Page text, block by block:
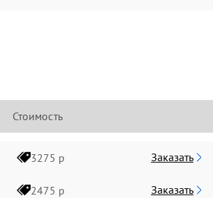
Стоимость
3275 р Заказать
2475 р Заказать